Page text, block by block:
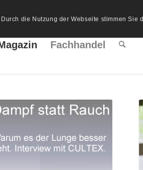
Fachhandel
Durch die Nutzung der Webseite stimmen Sie